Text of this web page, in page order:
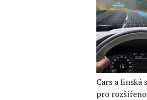
Cars a
pro